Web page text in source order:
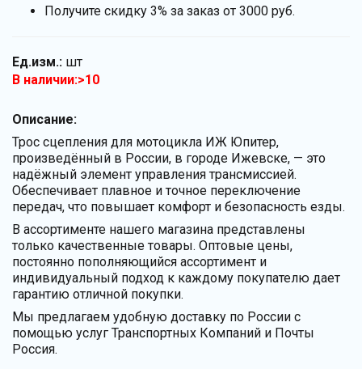
Получите скидку 3% за заказ от 3000 руб.
Ед.изм.: шт
В наличии:>10
Описание:
Трос сцепления для мотоцикла ИЖ Юпитер,
произведённый в России, в городе Ижевске, — это
надёжный элемент управления трансмиссией.
Обеспечивает плавное и точное переключение
передач, что повышает комфорт и безопасность езды.
В ассортименте нашего магазина представлены
только качественные товары. Оптовые цены,
постоянно пополняющийся ассортимент и
индивидуальный подход к каждому покупателю дает
гарантию отличной покупки.
Мы предлагаем удобную доставку по России с
помощью услуг Транспортных Компаний и Почты
Россия.